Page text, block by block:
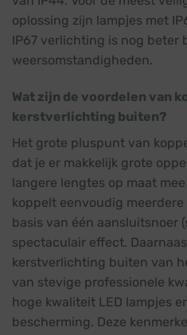
oplossing zijn lampjes met
IP67 verlichting is nog beter
weersomstandigheden.
Wat zijn de voordelen van
kerstverlichting buiten?
Het grote pluspunt van
dat je er makkelijk grote
langere lengtes op maat
koppelt eenvoudig
basis van één aansluitsnoer
spectaculair effect.
kerstverlichting buiten van
van stevige professionele
hoge kwaliteit LED lampjes
bescherming. Deze